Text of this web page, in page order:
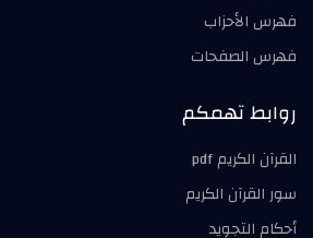
فهرس الأحزاب
فهرس الصفحات
روابط تهمكم
القرآن الكريم pdf
سور القرآن الكريم
أحكام التجويد